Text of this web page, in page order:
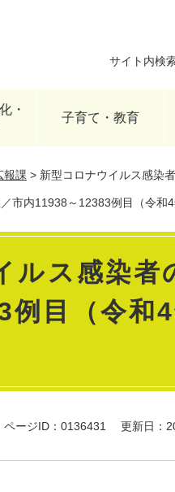
サイト内検
・
子育て・教育
報課 > 新型コロナウイルス感染
市内11938～12383例目（令和4
ルス感染者
目（令和
ページID：0136431 更新日：